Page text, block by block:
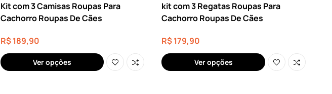
Kit com 3 Camisas Roupas Para
Cachorro Roupas De Cães
R$189,90
Ver opções
kit com 3 Regatas Roupas Para
Cachorro Roupas De Cães
R$179,90
Ver opções